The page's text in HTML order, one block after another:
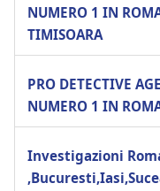
NUMERO 1 IN
TIMISOARA
PRO DETECTIVE
NUMERO 1 IN
Investigazioni